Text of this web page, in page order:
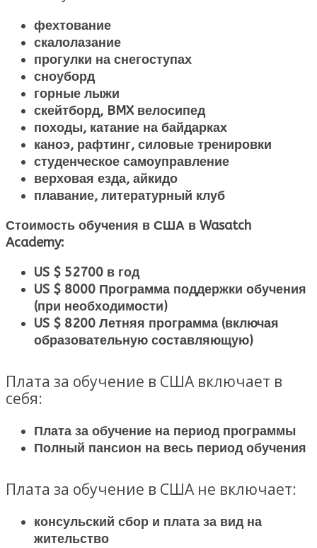
фехтование
скалолазание
прогулки на снегоступах
сноуборд
горные лыжи
скейтборд, BMX велосипед
походы, катание на байдарках
каноэ, рафтинг, силовые тренировки
студенческое самоуправление
верховая езда, айкидо
плавание, литературный клуб
Стоимость обучения в США в Wasatch
Academy:
US $ 52700 в год
US $ 8000 Программа поддержки обучения
(при необходимости)
US $ 8200 Летняя программа (включая
образовательную составляющую)
Плата за обучение в США включает в
себя:
Плата за обучение на период программы
Полный пансион на весь период обучения
Плата за обучение в США не включает:
консульский сбор и плата за вид на
жительство